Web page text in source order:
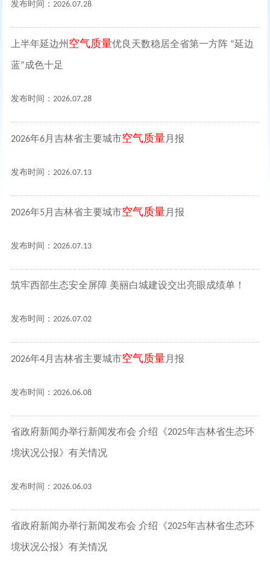
发布时间：2026.07.28
上半年延边州 空气质量优良天数稳居全省第一方阵 “延边
蓝”成色十足
发布时间：2026.07.28
2026年6月吉林省主要城市空气质量月报
发布时间：2026.07.13
2026年5月吉林省主要城市空气质量月报
发布时间：2026.07.13
筑牢西部生态安全屏障 美丽白城建设交出亮眼成绩单！
发布时间：2026.07.02
2026年4月吉林省主要城市空气质量月报
发布时间：2026.06.08
省政府新闻办举行新闻发布会 介绍《2025年吉林省生态环
境状况公报》有关情况
发布时间：2026.06.03
省政府新闻办举行新闻发布会 介绍《2025年吉林省生态环
境状况公报》有关情况